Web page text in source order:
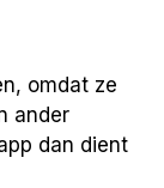
omdat ze
ander
dan dient